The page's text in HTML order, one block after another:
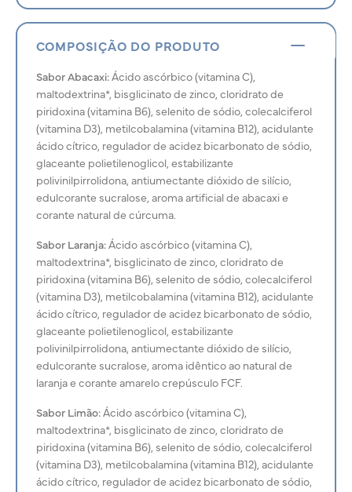
COMPOSIÇÃO DO PRODUTO
Sabor Abacaxi:Ácido ascórbico (vitamina C),
maltodextrina*, bisglicinato de zinco, cloridrato de
piridoxina (vitamina B6), selenito de sódio, colecalciferol
(vitamina D3), metilcobalamina (vitamina B12), acidulante
ácido cítrico, regulador de acidez bicarbonato de sódio,
glaceante polietilenoglicol, estabilizante
polivinilpirrolidona, antiumectante dióxido de silício,
edulcorante sucralose, aroma artificial de abacaxi e
corante natural de cúrcuma.
Sabor Laranja:Ácido ascórbico (vitamina C),
maltodextrina*, bisglicinato de zinco, cloridrato de
piridoxina (vitamina B6), selenito de sódio, colecalciferol
(vitamina D3), metilcobalamina (vitamina B12), acidulante
ácido cítrico, regulador de acidez bicarbonato de sódio,
glaceante polietilenoglicol, estabilizante
polivinilpirrolidona, antiumectante dióxido de silício,
edulcorante sucralose, aroma idêntico ao natural de
laranja e corante amarelo crepúsculo FCF.
Sabor Limão:Ácido ascórbico (vitamina C),
maltodextrina*, bisglicinato de zinco, cloridrato de
piridoxina (vitamina B6), selenito de sódio, colecalciferol
(vitamina D3), metilcobalamina (vitamina B12), acidulante
ácido cítrico, regulador de acidez bicarbonato de sódio,